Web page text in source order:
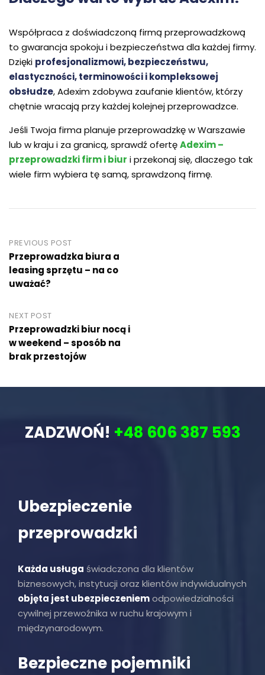
Współpraca z doświadczoną firmą przeprowadzkową
to gwarancja spokoju i bezpieczeństwa dla każdej firmy.
Dzięki profesjonalizmowi, bezpieczeństwu,
elastyczności, terminowości i kompleksowej
obsłudze, Adexim zdobywa zaufanie klientów, którzy
chętnie wracają przy każdej kolejnej przeprowadzce.
Jeśli Twoja firma planuje przeprowadzkę w Warszawie
lub w kraju i za granicą, sprawdź ofertęAdexim –
przeprowadzki firm i biur i przekonaj się, dlaczego tak
wiele firm wybiera tę samą, sprawdzoną firmę.
Post
navigation
PREVIOUS POST
Przeprowadzka biura a
leasing sprzętu – na co
uważać?
NEXT POST
Przeprowadzki biur nocą i
w weekend – sposób na
brak przestojów
ZADZWOŃ! +48 606 387 593
Ubezpieczenie
przeprowadzki
Każda usługa świadczona dla klientów
biznesowych, instytucji oraz klientów indywidualnych
objęta jest ubezpieczeniemodpowiedzialności
cywilnej przewoźnika w ruchu krajowym i
międzynarodowym.
Bezpieczne pojemniki